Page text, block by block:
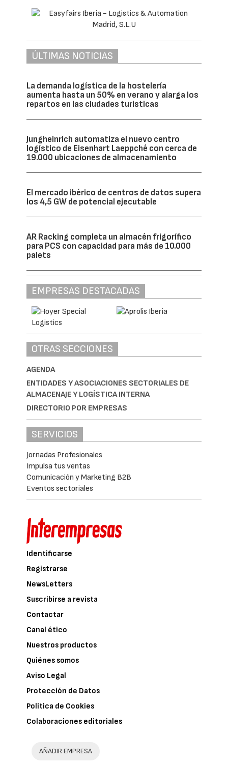
ÚLTIMAS NOTICIAS
La demanda logística de la hostelería
aumenta hasta un 50% en verano y alarga los
repartos en las ciudades turísticas
Jungheinrich automatiza el nuevo centro
logístico de Eisenhart Laeppché con cerca de
19.000 ubicaciones de almacenamiento
El mercado ibérico de centros de datos supera
los 4,5 GW de potencial ejecutable
AR Racking completa un almacén frigorífico
para PCS con capacidad para más de 10.000
palets
EMPRESAS DESTACADAS
OTRAS SECCIONES
AGENDA
ENTIDADES Y ASOCIACIONES SECTORIALES DE
ALMACENAJE Y LOGÍSTICA INTERNA
DIRECTORIO POR EMPRESAS
SERVICIOS
Jornadas Profesionales
Impulsa tus ventas
Comunicación y Marketing B2B
Eventos sectoriales
Identificarse
Registrarse
NewsLetters
Suscribirse a revista
Contactar
Canal ético
Nuestros productos
Quiénes somos
Aviso Legal
Protección de Datos
Política de Cookies
Colaboraciones editoriales
AÑADIR EMPRESA